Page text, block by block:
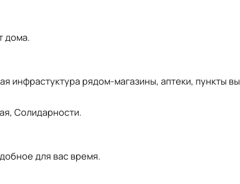
дома.
инфpaстуктура рядом-магазины, аптеки, пункты
Солидарности.
для вас время.